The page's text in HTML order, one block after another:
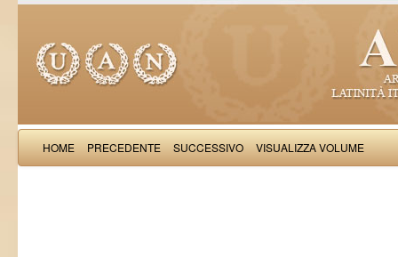
HOME PRECEDENTE SUCCESSIVO VISUALIZZA VOLUME